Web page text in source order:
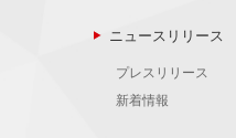
ニュースリリース
プレスリリース
新着情報